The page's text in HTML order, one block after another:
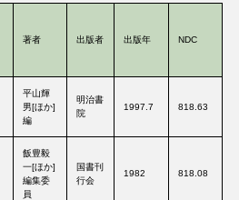
著者 出版者 出版年 NDC
平山輝
男[ほか]
編
明治書
院
1997.7 818.63
飯豊毅
一[ほか]
編集委
員
国書刊
行会
1982 818.08